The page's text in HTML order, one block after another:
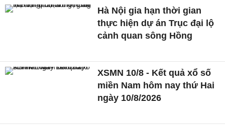
Hà Nội gia hạn thời gian
thực hiện dự án Trục đại lộ
cảnh quan sông Hồng
XSMN 10/8 - Kết quả xổ số
miền Nam hôm nay thứ Hai
ngày 10/8/2026